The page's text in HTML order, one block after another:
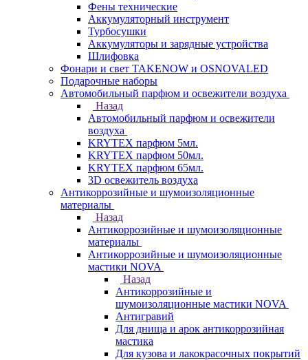
Фены технические
Аккумуляторный инструмент
Турбосушки
Аккумуляторы и зарядные устройства
Шлифовка
Фонари и свет TAKENOW и OSNOVALED
Подарочные наборы
Автомобильный парфюм и освежители воздуха
Назад
Автомобильный парфюм и освежители
воздуха
KRYTEX парфюм 5мл.
KRYTEX парфюм 50мл.
KRYTEX парфюм 65мл.
3D освежитель воздуха
Антикоррозийные и шумоизоляционные
материалы
Назад
Антикоррозийные и шумоизоляционные
материалы
Антикоррозийные и шумоизоляционные
мастики NOVA
Назад
Антикоррозийные и
шумоизоляционные мастики NOVA
Антигравий
Для днища и арок антикоррозийная
мастика
Для кузова и лакокрасочных покрытий